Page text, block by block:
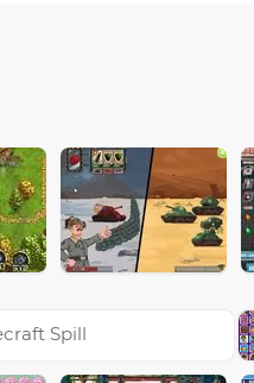
Spill